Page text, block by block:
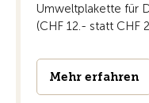
Umweltplakette für
(CHF 12.- statt CHF
Mehr erfahren